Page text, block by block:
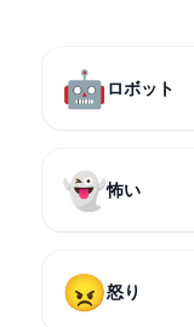
🤖 ロボット
👻怖い
😠怒り